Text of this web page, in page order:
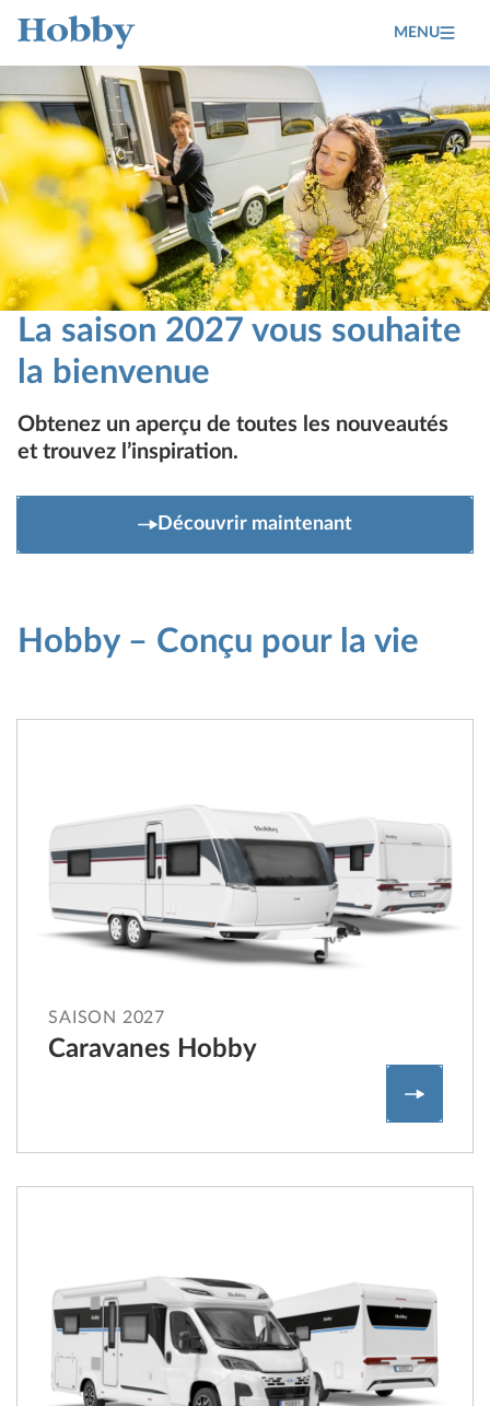
MENU
La saison 2027 vous souhaite
la bienvenue
Obtenez un aperçu de toutes les nouveautés
et trouvez l’inspiration.
Découvrir maintenant
Hobby – Conçu pour la vie
SAISON 2027
Caravanes Hobby